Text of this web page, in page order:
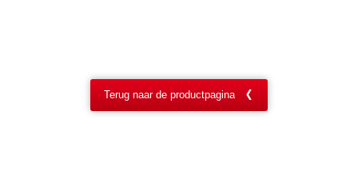
Terug naar de productpagina